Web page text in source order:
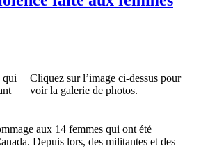
Cliquez sur l’image ci-dessus pour
voir la galerie de photos.
qui
aux 14 femmes qui ont été
Depuis lors, des militantes et des